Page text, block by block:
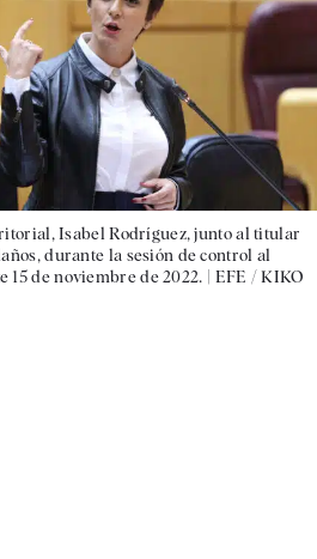
Isabel Rodríguez, junto al titular
durante la sesión de control al
15 de noviembre de 2022. | EFE / KIKO